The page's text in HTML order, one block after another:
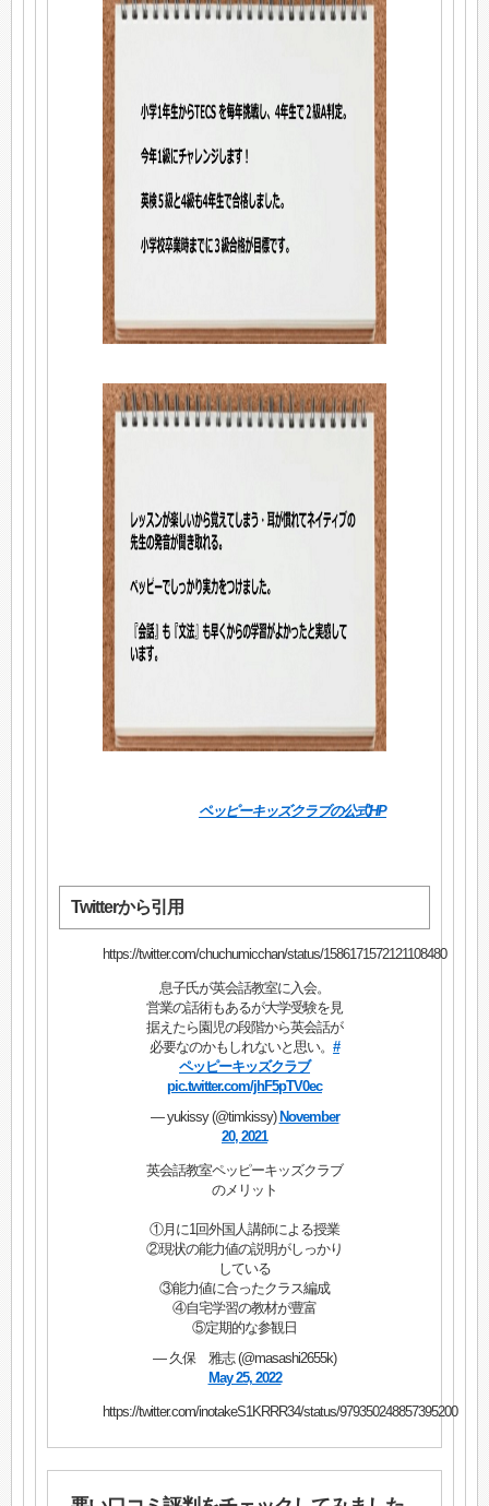
ペッピーキッズクラブの公式HP
Twitterから引用
https://twitter.com/chuchumicchan/status/1586171572121108480
息子氏が英会話教室に入会。
営業の話術もあるが大学受験を見
据えたら園児の段階から英会話が
必要なのかもしれないと思い。 #
ペッピーキッズクラブ
pic.twitter.com/jhF5pTV0ec
— yukissy (@timkissy) November
20, 2021
英会話教室ペッピーキッズクラブ
のメリット
①月に1回外国人講師による授業
②現状の能力値の説明がしっかり
している
③能力値に合ったクラス編成
④自宅学習の教材が豊富
⑤定期的な参観日
— 久保 雅志 (@masashi2655k)
May 25, 2022
https://twitter.com/inotakeS1KRRR34/status/979350248857395200